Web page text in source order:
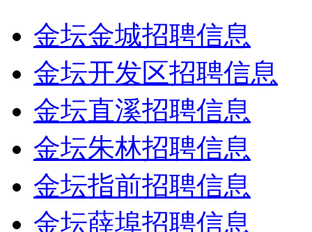
金坛金城招聘信息
金坛开发区招聘信息
金坛直溪招聘信息
金坛朱林招聘信息
金坛指前招聘信息
金坛薛埠招聘信息